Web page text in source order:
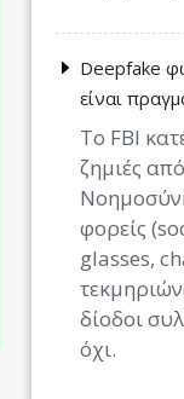
Deepfake
είναι
Το FBI
ζημιές
φορείς
glasses,
δίοδοι
όχι.